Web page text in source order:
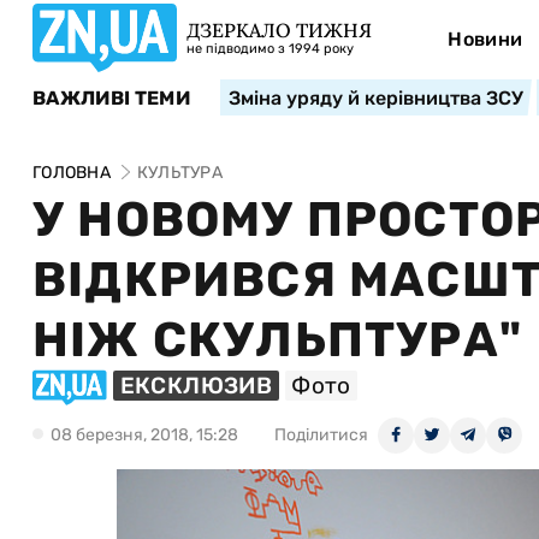
ДЗЕРКАЛО ТИЖНЯ
не підводимо з 1994 року Новини
ВАЖЛИВІ ТЕМИ Зміна уряду й керівництва ЗСУ
ГОЛОВНА КУЛЬТУРА
У НОВОМУ ПРОСТОРІ
ВІДКРИВСЯ
НІЖ СКУЛЬПТУРА"
ЕКСКЛЮЗИВ Фото
08 березня, 2018, 15:28 Поділитися